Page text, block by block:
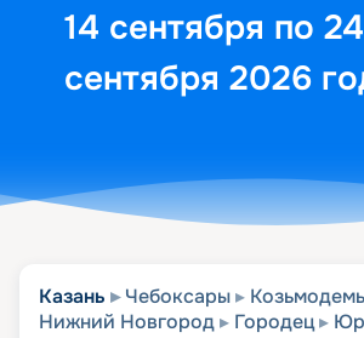
14 сентября по 24
сентября 2026
Казань Чебоксары
Нижний Новгород
Городец